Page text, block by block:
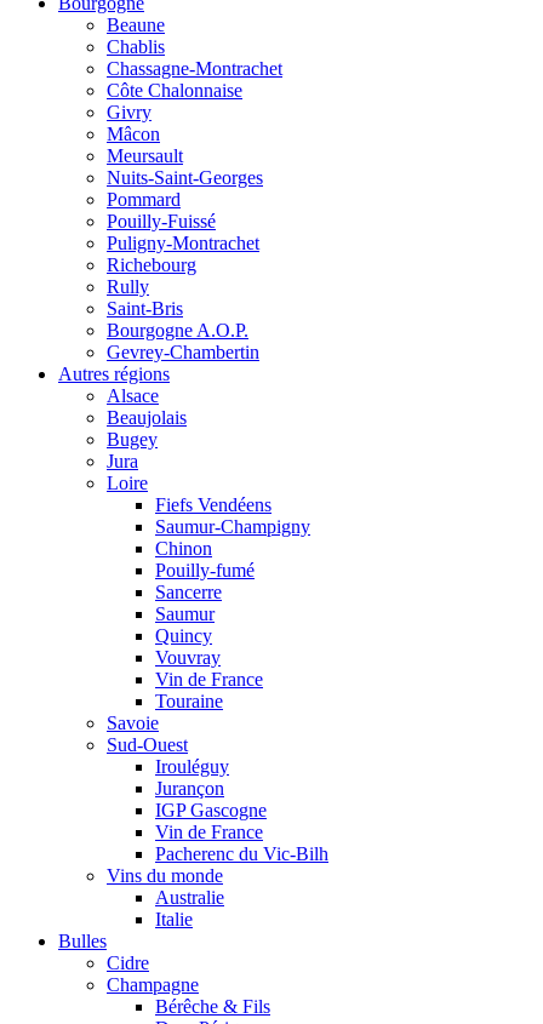
Beaune
Chablis
Chassagne-Montrachet
Côte Chalonnaise
Givry
Mâcon
Meursault
Nuits-Saint-Georges
Pommard
Pouilly-Fuissé
Puligny-Montrachet
Richebourg
Rully
Saint-Bris
Bourgogne A.O.P.
Gevrey-Chambertin
Autres régions
Alsace
Beaujolais
Bugey
Jura
Loire
Fiefs Vendéens
Saumur-Champigny
Chinon
Pouilly-fumé
Sancerre
Saumur
Quincy
Vouvray
Vin de France
Touraine
Savoie
Sud-Ouest
Irouléguy
Jurançon
IGP Gascogne
Vin de France
Pacherenc du Vic-Bilh
Vins du monde
Australie
Italie
Bulles
Cidre
Champagne
Bérêche & Fils